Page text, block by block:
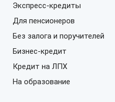
Экспресс-кредиты
Для пенсионеров
Без залога и поручителей
Бизнес-кредит
Кредит на ЛПХ
На образование